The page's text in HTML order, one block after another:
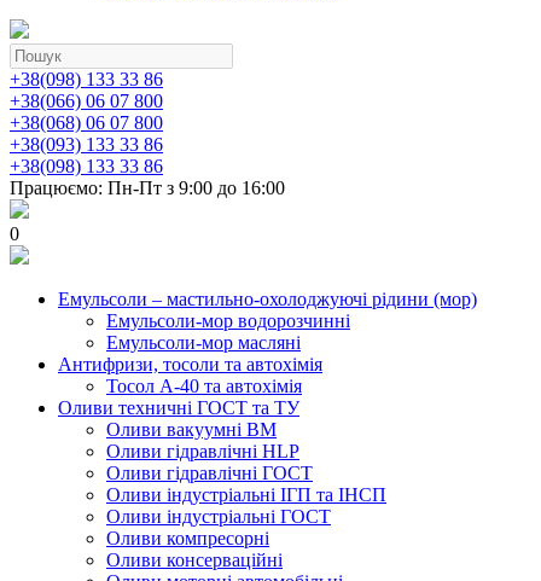
+38(098) 133 33 86
+38(066) 06 07 800
+38(068) 06 07 800
+38(093) 133 33 86
+38(098) 133 33 86
Працюємо: Пн-Пт з 9:00 до 16:00
0
Емульсоли – мастильно-охолоджуючі рідини (мор)
Емульсоли-мор водорозчинні
Емульсоли-мор масляні
Антифризи, тосоли та автохімія
Тосол А-40 та автохімія
Оливи техничні ГОСТ та ТУ
Оливи вакуумні ВМ
Оливи гідравлічні HLP
Оливи гідравлічні ГОСТ
Оливи індустріальні ІГП та ІНСП
Оливи індустріальні ГОСТ
Оливи компресорні
Оливи консерваційні